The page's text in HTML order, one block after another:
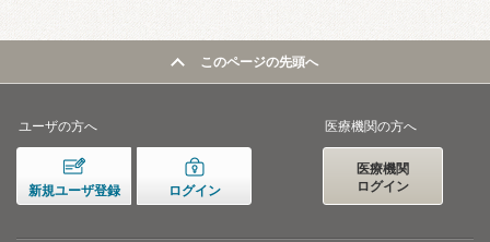
このページの先頭へ
ユーザの方へ
新規ユーザ登録 ログイン
医療機関の方へ
医療機関
ログイン